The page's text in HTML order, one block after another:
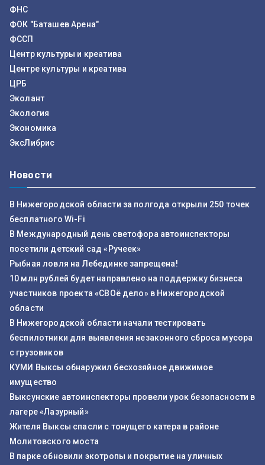
ФНС
ФОК "Баташев Арена"
ФССП
Центр культуры и креатива
Центре культуры и креатива
ЦРБ
Эколант
Экология
Экономика
ЭксЛибрис
Новости
В Нижегородской области за полгода открыли 250 точек
бесплатного Wi-Fi
В Международный день светофора автоинспекторы
посетили детский сад «Ручеек»
Рыбная ловля на Лебединке запрещена!
10 млн рублей будет направлено на поддержку бизнеса
участников проекта «СВОё дело» в Нижегородской
области
В Нижегородской области начали тестировать
беспилотники для выявления незаконного сброса мусора
с грузовиков
КУМИ Выксы обнаружил бесхозяйное движимое
имущество
Выксунские автоинспекторы провели урок безопасности в
лагере «Лазурный»
Жителя Выксы спасли с тонущего катера в районе
Молитовского моста
В парке обновили экотропы и покрытие на уличных